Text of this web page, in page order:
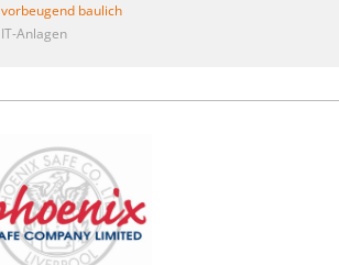
vorbeugend baulich
IT-Anlagen